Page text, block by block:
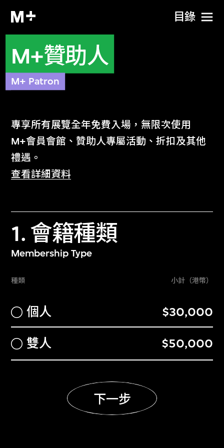
目​錄
M+贊助人
M+ Patron
專享所有展覽全年免費入場，無限次使用
M+會員會館、贊助人專屬活動、折扣及其他
禮遇。
可攜同賓客無限次使用M+會員會館
同指定數目之賓客免費參觀^
參與M+專屬參觀時段參觀所有展廳，每
次可攜同賓客入場（賓客須持有效門票*
可攜同賓客使用優先專用通道入場展覽。
持有效門票方可進場
免費欣賞四場指定放映節目
於光影銘謝牆及M+年報留名致謝（不適
用於透過企業贊助而獲得的贊助人會籍）
購買門票可享低至半價優惠*（折扣門票
限額將因應情況而異）
購買指定標準放映節目門票可享八折優惠
查看詳細資料
1. 會籍種類
Membership Type
種類 小計（港幣）
個人 小計（港
$30,000
雙人 小計（港
$50,000
下一步